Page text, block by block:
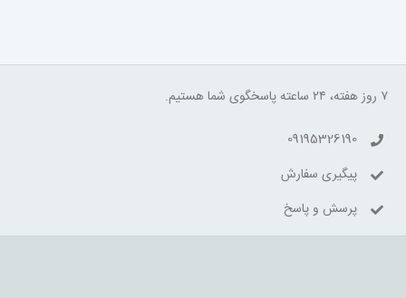
۷ روز هفته، ۲۴ ساعته پاسخگوی شما هستیم.
09195326190
پیگیری سفارش
پرسش و پاسخ